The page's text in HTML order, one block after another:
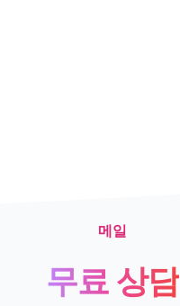
메일
무료 상담